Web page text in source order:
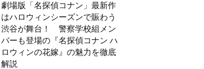
劇場版「名探偵コナン」最新作
はハロウィンシーズンで賑わう
渋谷が舞台！ 警察学校組メン
バーも登場の『名探偵コナン ハ
ロウィンの花嫁』の魅力を徹底
解説